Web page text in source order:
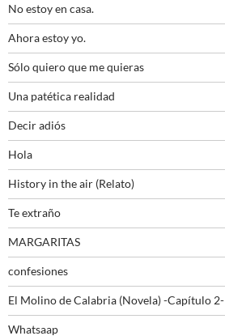
No estoy en casa.
Ahora estoy yo.
Sólo quiero que me quieras
Una patética realidad
Decir adiós
Hola
History in the air (Relato)
Te extraño
MARGARITAS
confesiones
El Molino de Calabria (Novela) -Capítulo 2-
Whatsaap